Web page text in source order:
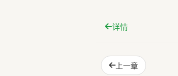
详情
上一章